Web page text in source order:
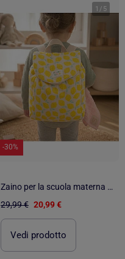
1 / 5
-30%
Zaino per la scuola materna in cotone a - SAUTHON
29,99 € 20,99 €
Vedi prodotto